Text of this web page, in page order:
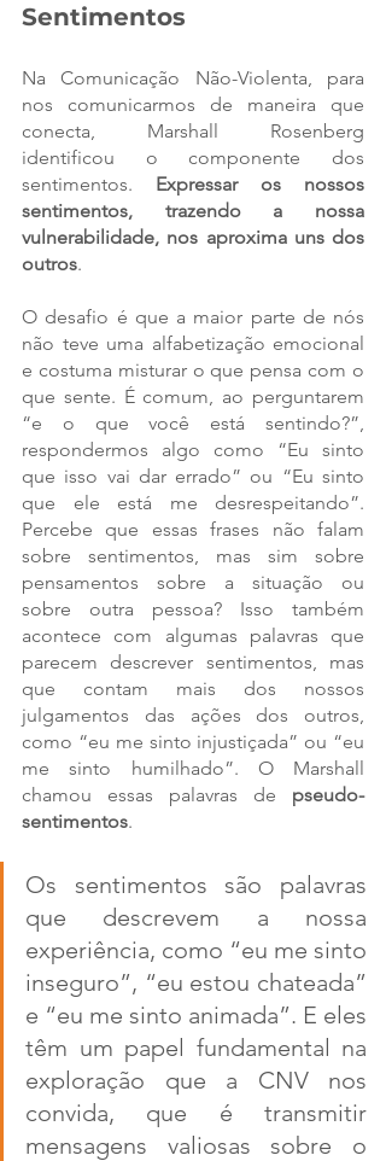
Sentimentos
Na Comunicação Não-Violenta, para
nos comunicarmos de maneira que
conecta, Marshall Rosenberg
identificou o componente dos
sentimentos. Expressar os nossos
sentimentos, trazendo a nossa
vulnerabilidade, nos aproxima uns dos
outros.
O desafio é que a maior parte de nós
não teve uma alfabetização emocional
e costuma misturar o que pensa com o
que sente. É comum, ao perguntarem
“e o que você está sentindo?”,
respondermos algo como “Eu sinto
que isso vai dar errado” ou “Eu sinto
que ele está me desrespeitando”.
Percebe que essas frases não falam
sobre sentimentos, mas sim sobre
pensamentos sobre a situação ou
sobre outra pessoa? Isso também
acontece com algumas palavras que
parecem descrever sentimentos, mas
que contam mais dos nossos
julgamentos das ações dos outros,
como “eu me sinto injustiçada” ou “eu
me sinto humilhado”. O Marshall
chamou essas palavras de pseudo-
sentimentos.
Os sentimentos são palavras
que descrevem a nossa
experiência, como “eu me sinto
inseguro”, “eu estou chateada”
e “eu me sinto animada”. E eles
têm um papel fundamental na
exploração que a CNV nos
convida, que é transmitir
mensagens valiosas sobre o